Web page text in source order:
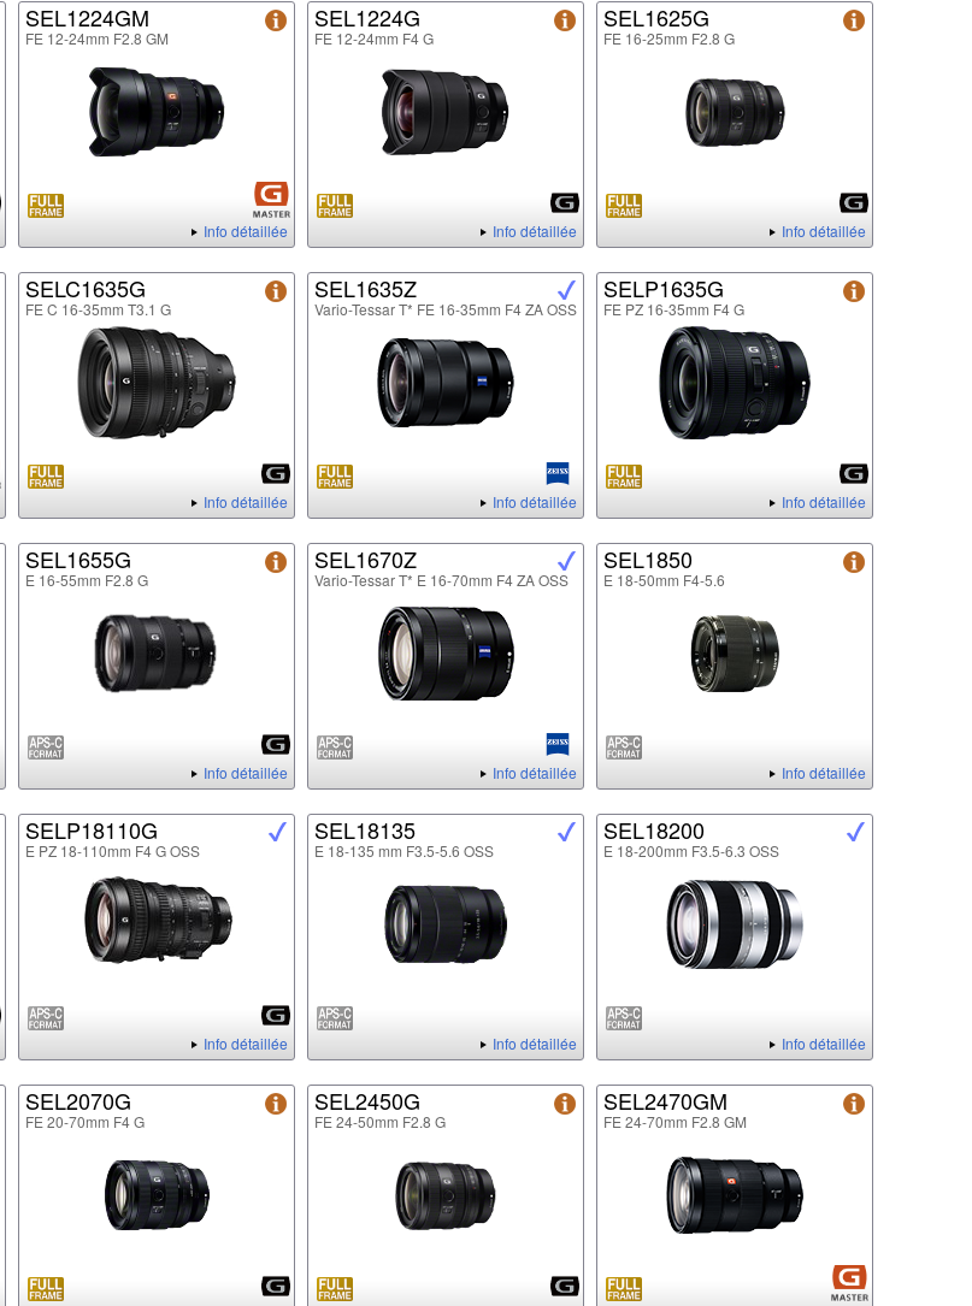
SEL1224GM
FE 12-24mm F2.8 GM
Info détaillée
SEL1224G
FE 12-24mm F4 G
Info détaillée
SEL1625G
FE 16-25mm F2.8 G
Info détaillée
SELC1635G
FE C 16-35mm T3.1 G
Info détaillée
SEL1635Z
Vario-Tessar T* FE 16-35mm F4 ZA OSS
Info détaillée
SELP1635G
FE PZ 16-35mm F4 G
Info détaillée
SEL1655G
E 16-55mm F2.8 G
Info détaillée
SEL1670Z
Vario-Tessar T* E 16-70mm F4 ZA OSS
Info détaillée
SEL1850
E 18-50mm F4-5.6
Info détaillée
SELP18110G
E PZ 18-110mm F4 G OSS
Info détaillée
SEL18135
E 18-135 mm F3.5-5.6 OSS
Info détaillée
SEL18200
E 18-200mm F3.5-6.3 OSS
Info détaillée
SEL2070G
FE 20-70mm F4 G
SEL2450G
FE 24-50mm F2.8 G
SEL2470GM
FE 24-70mm F2.8 GM